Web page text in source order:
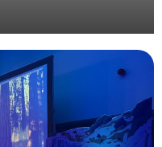
au vert pour